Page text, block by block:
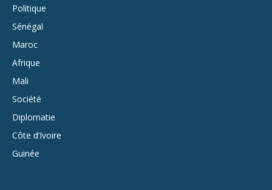
Politique
Sénégal
Maroc
Afrique
Mali
Société
Diplomatie
Côte d’Ivoire
Guinée